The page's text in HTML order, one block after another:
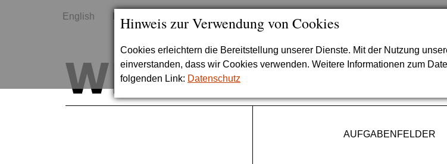
Hinweis zur Verwendung von Cookies
Cookies erleichtern die Bereitstellung unserer Dienste. Mit der Nutzung
einverstanden, dass wir Cookies verwenden. Weitere Informationen zum
folgenden Link: Datenschutz
English
AUFGABENFELDER